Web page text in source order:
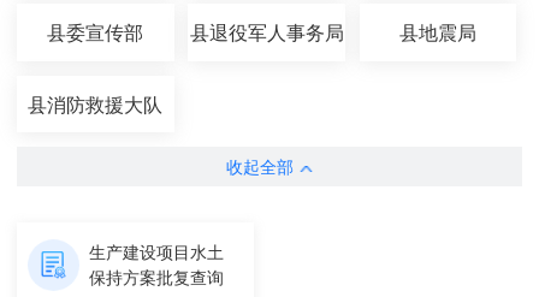
县委宣传部 县退役军人事务局 县地震局
县消防救援大队
收起全部
生产建设项目水土
保持方案批复查询